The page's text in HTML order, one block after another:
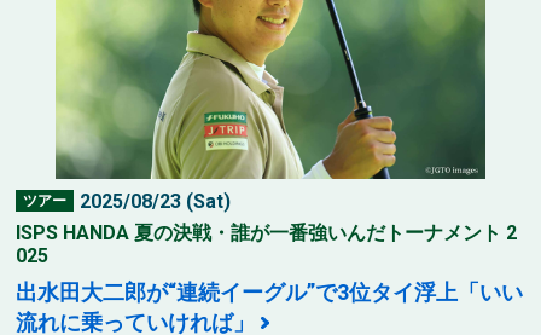
ツアー
2025/08/23 (Sat)
ISPS HANDA 夏の決戦・誰が一番強いんだトーナメント 2
025
出水田大二郎が“連続イーグル”で3位タイ浮上「いい
流れに乗っていければ」